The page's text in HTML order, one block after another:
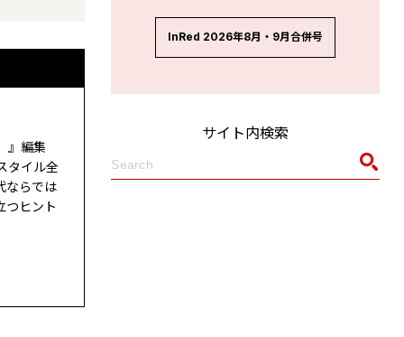
』編集
タイル全
ならでは
つヒント
InRed 2026年8月・9月合併号
サイト内検索